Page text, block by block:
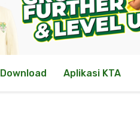
Download Aplikasi KTA